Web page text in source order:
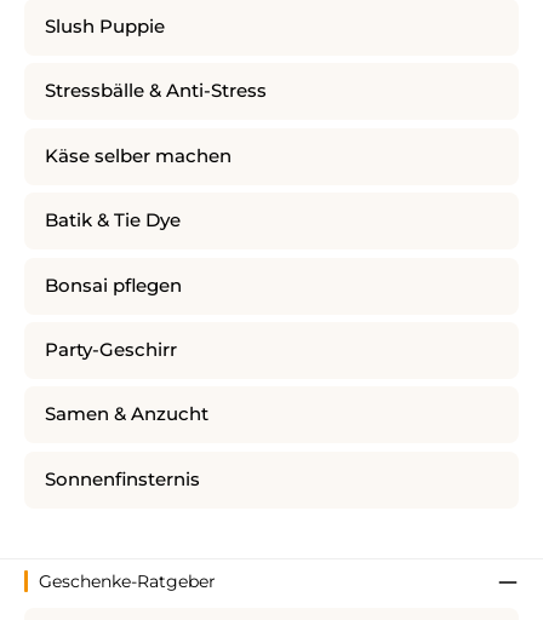
Slush Puppie
Stressbälle & Anti-Stress
Käse selber machen
Batik & Tie Dye
Bonsai pflegen
Party-Geschirr
Samen & Anzucht
Sonnenfinsternis
Geschenke-Ratgeber